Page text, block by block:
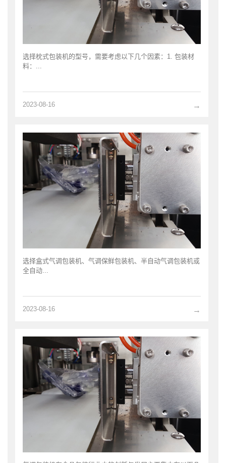
选择枕式包装机的型号，需要考虑以下几个因素：1. 包装材
料：...
→
2023-08-16
选择盒式气调包装机、气调保鲜包装机、半自动气调包装机或
全自动...
→
2023-08-16